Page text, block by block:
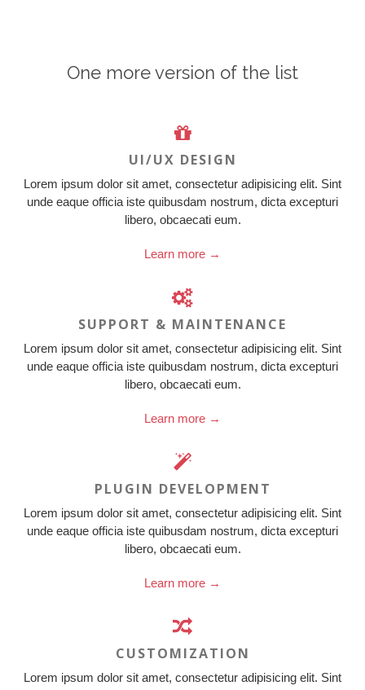
One more version of the list
UI/UX DESIGN
Lorem ipsum dolor sit amet, consectetur adipisicing elit. Sint
unde eaque officia iste quibusdam nostrum, dicta excepturi
libero, obcaecati eum.
Learn more →
SUPPORT & MAINTENANCE
Lorem ipsum dolor sit amet, consectetur adipisicing elit. Sint
unde eaque officia iste quibusdam nostrum, dicta excepturi
libero, obcaecati eum.
Learn more →
PLUGIN DEVELOPMENT
Lorem ipsum dolor sit amet, consectetur adipisicing elit. Sint
unde eaque officia iste quibusdam nostrum, dicta excepturi
libero, obcaecati eum.
Learn more →
CUSTOMIZATION
Lorem ipsum dolor sit amet, consectetur adipisicing elit. Sint